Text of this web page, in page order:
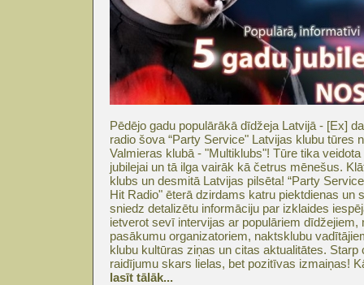
Pēdējo gadu populārākā dīdžeja Latvijā - [Ex]
radio šova “Party Service" Latvijas klubu tūres
Valmieras klubā - "Multiklubs"! Tūre tika
jubilejai un tā ilga vairāk kā četrus mēnešus.
klubs un desmitā Latvijas pilsēta! “Party
Hit Radio" ēterā dzirdams katru piektdienas un
sniedz detalizētu informāciju par izklaides
ietverot sevī intervijas ar populāriem
pasākumu organizatoriem, naktsklubu
klubu kultūras ziņas un citas aktualitātes.
raidījumu skars lielas, bet pozitīvas izmaiņas!
lasīt tālāk...